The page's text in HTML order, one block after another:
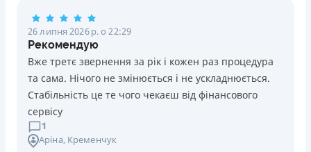
Погашення
Оплата на розрахунковий рахунок
Онлайн (через сайт або інтернет-банкінг)
Через термінали Приватбанку
Через термінали самообслуговування
Ліцензія НБУ
Ліцензія переоформлена 14.03.2024 р.
Вся інформація про кредит
26 липня 2026 р. о 22:29
Рекомендую
Вже третє звернення за рік і кожен раз процедура
та сама. Нічого не змінюється і не ускладнюється.
Стабільність це те чого чекаєш від фінансового
сервісу
1
Аріна, Кременчук